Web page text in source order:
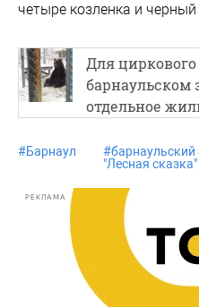
четыре козленка и черный
Для
барнаульском
отдельное
#Барнаул #барнаульский
"Лесная сказка"
РЕКЛАМА